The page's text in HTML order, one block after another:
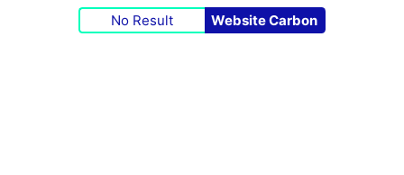
No Result Website Carbon